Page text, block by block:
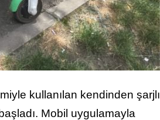
kullanılan kendinden şarjlı
Mobil uygulamayla